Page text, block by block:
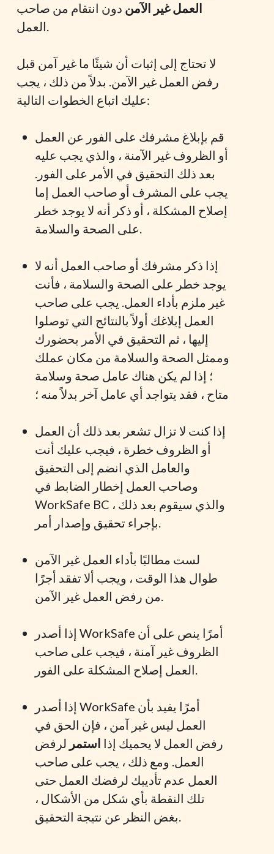
العمل غير الآمن دون انتقام من صاحب
العمل.
لا تحتاج إلى إثبات أن شيئًا ما غير آمن قبل
رفض العمل غير الآمن. بدلاً من ذلك ، يجب
عليك اتباع الخطوات التالية:
قم بإبلاغ مشرفك على الفور عن العمل
أو الظروف غير الآمنة ، والذي يجب عليه
بعد ذلك التحقيق في الأمر على الفور.
يجب على المشرف أو صاحب العمل إما
إصلاح المشكلة ، أو ذكر أنه لا يوجد خطر
على الصحة والسلامة.
إذا ذكر مشرفك أو صاحب العمل أنه لا
يوجد خطر على الصحة والسلامة ، فأنت
غير ملزم بأداء العمل. يجب على صاحب
العمل إبلاغك أولاً بالنتائج التي توصلوا
إليها ، ثم التحقيق في الأمر بحضورك
وممثل الصحة والسلامة من مكان عملك
؛ إذا لم يكن هناك عامل صحة وسلامة
متاح ، فقد يتواجد أي عامل آخر بدلاً منه ؛
إذا كنت لا تزال تشعر بعد ذلك أن العمل
أو الظروف خطرة ، فيجب عليك أنت
والعامل الذي انضم إلى التحقيق
وصاحب العمل إخطار الضابط في
WorkSafe BC ، والذي سيقوم بعد ذلك
بإجراء تحقيق وإصدار أمر.
لست مطالبًا بأداء العمل غير الآمن
طوال هذا الوقت ، ويجب ألا تفقد أجرًا
من رفض العمل غير الآمن.
إذا أصدر WorkSafe أمرًا ينص على أن
الظروف غير آمنة ، فيجب على صاحب
العمل إصلاح المشكلة على الفور.
إذا أصدر WorkSafe أمرًا يفيد بأن
العمل ليس غير آمن ، فإن الحق في
رفض العمل لا يحميك إذا استمر لرفض
العمل. ومع ذلك ، يجب على صاحب
العمل عدم تأديبك لرفضك العمل حتى
تلك النقطة بأي شكل من الأشكال ،
بغض النظر عن نتيجة التحقيق.